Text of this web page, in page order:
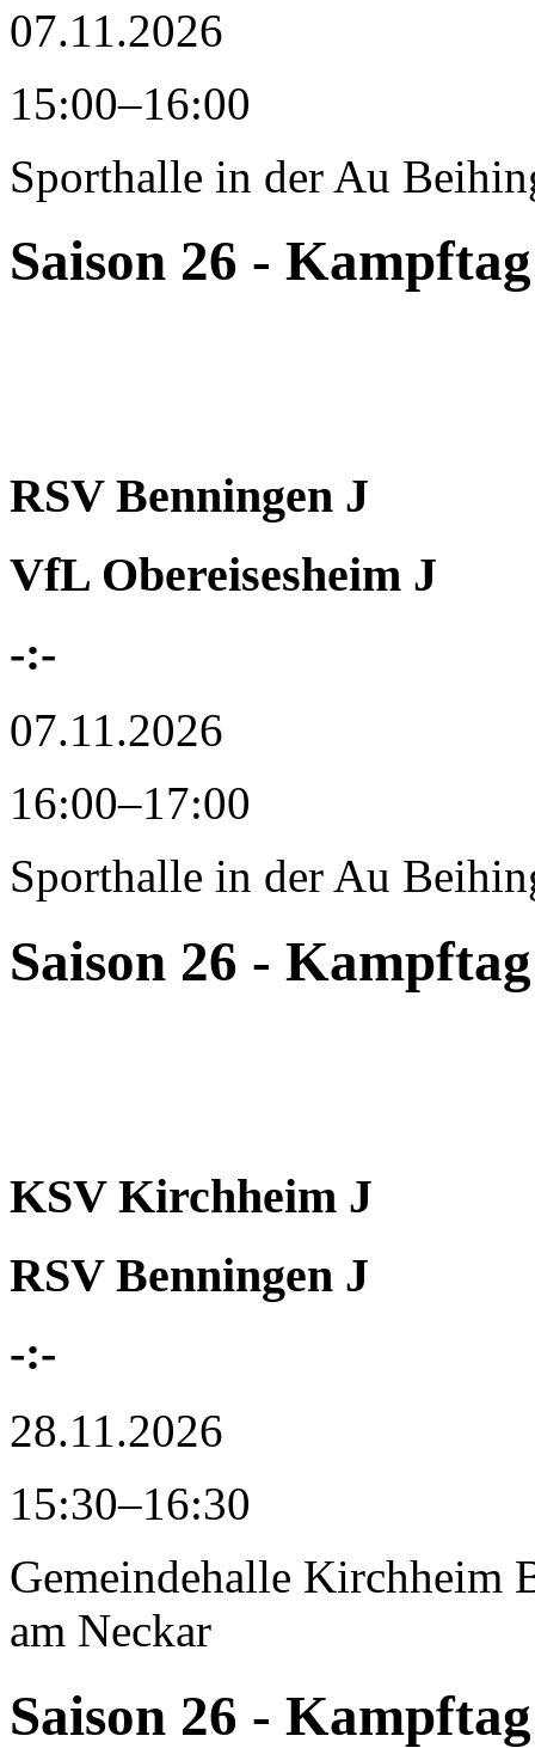
07.11.2026
15:00–16:00
Sporthalle in der Au
Saison 26 -
RSV Benningen J
VfL Obereisesheim J
-:-
07.11.2026
16:00–17:00
Sporthalle in der Au
Saison 26 -
KSV Kirchheim J
RSV Benningen J
-:-
28.11.2026
15:30–16:30
Gemeindehalle Kirchheim
am Neckar
Saison 26 -